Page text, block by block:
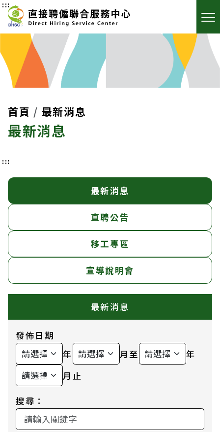
:::
首頁 最新消息
最新消息
:::
最新消息
直聘公告
移工專區
宣導說明會
最新消息
發佈日期
年
月至
年
月止
搜尋：